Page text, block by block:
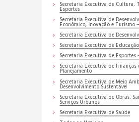
Secretaria Executiva de Cultura,
Esportes
Secretaria Executiva de
Econômico, Inovação e Turismo
Secretaria Executiva de
Secretaria Executiva de Educação
Secretaria Executiva de Esportes
Secretaria Executiva de Finanças
Planejamento
Secretaria Executiva de Meio
Desenvolvimento Sustentável
Secretaria Executiva de Obras,
Serviços Urbanos
Secretaria Executiva de Saúde